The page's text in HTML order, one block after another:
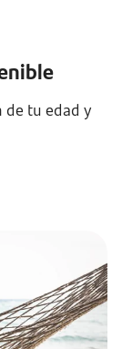
de tu edad y